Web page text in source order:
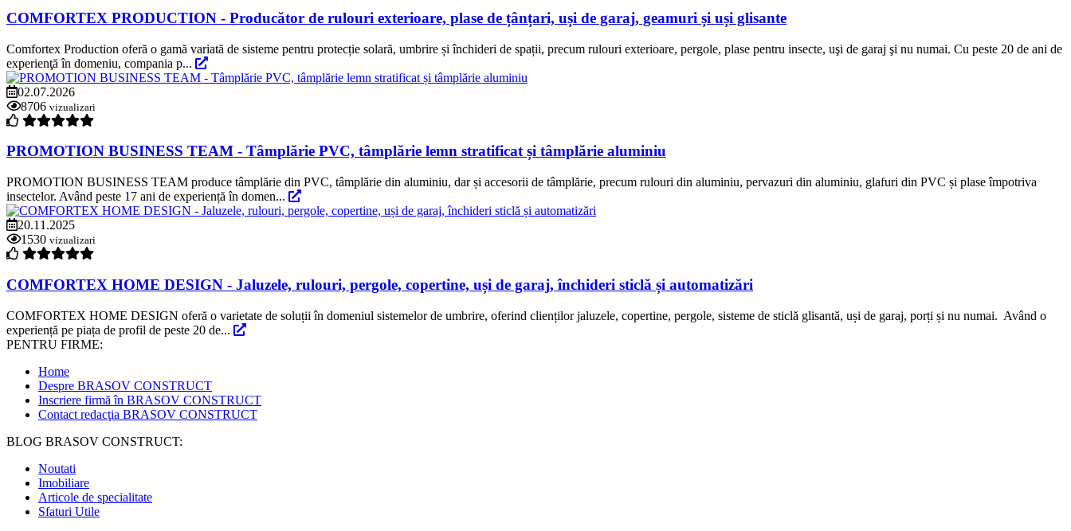
COMFORTEX PRODUCTION - Producător de rulouri exterioare, plase de țânțari, uși de garaj, geamuri și uși glisante
Comfortex Production oferă o gamă variată de sisteme pentru protecție solară, umbrire și închideri de spații, precum rulouri exterioare, pergole, plase pentru insecte, uşi de garaj şi nu numai. Cu peste 20 de ani de
experienţă în domeniu, compania p...
02.07.2026
8706 vizualizari
PROMOTION BUSINESS TEAM - Tâmplărie PVC, tâmplărie lemn stratificat și tâmplărie aluminiu
PROMOTION BUSINESS TEAM produce tâmplărie din PVC, tâmplărie din aluminiu, dar și accesorii de tâmplărie, precum rulouri din aluminiu, pervazuri din aluminiu, glafuri din PVC și plase împotriva
insectelor. Având peste 17 ani de experiență în domen...
20.11.2025
1530 vizualizari
COMFORTEX HOME DESIGN - Jaluzele, rulouri, pergole, copertine, uși de garaj, închideri sticlă și automatizări
COMFORTEX HOME DESIGN oferă o varietate de soluții în domeniul sistemelor de umbrire, oferind clienților jaluzele, copertine, pergole, sisteme de sticlă glisantă, uși de garaj, porți și nu numai. Având o
experiență pe piața de profil de peste 20 de...
PENTRU FIRME:
Home
Despre BRASOV CONSTRUCT
Inscriere firmă în BRASOV CONSTRUCT
Contact redacţia BRASOV CONSTRUCT
BLOG BRASOV CONSTRUCT:
Noutati
Imobiliare
Articole de specialitate
Sfaturi Utile